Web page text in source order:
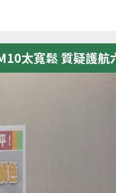
太寬鬆 質疑護航